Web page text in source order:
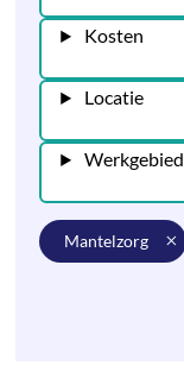
Kosten
Locatie
Werkgebied
mantelzorg